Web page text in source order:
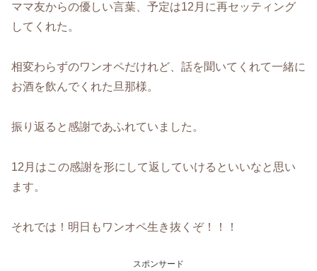
ママ友からの優しい言葉、予定は12月に再セッティング
してくれた。
相変わらずのワンオペだけれど、話を聞いてくれて一緒に
お酒を飲んでくれた旦那様。
振り返ると感謝であふれていました。
12月はこの感謝を形にして返していけるといいなと思い
ます。
それでは！明日もワンオペ生き抜くぞ！！！
スポンサード